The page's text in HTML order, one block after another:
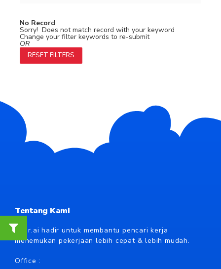
No Record
Sorry! Does not match record with your keyword
Change your filter keywords to re-submit
OR
RESET FILTERS
Tentang Kami
Karir.ai hadir untuk membantu pencari kerja
menemukan pekerjaan lebih cepat & lebih mudah.
Office :